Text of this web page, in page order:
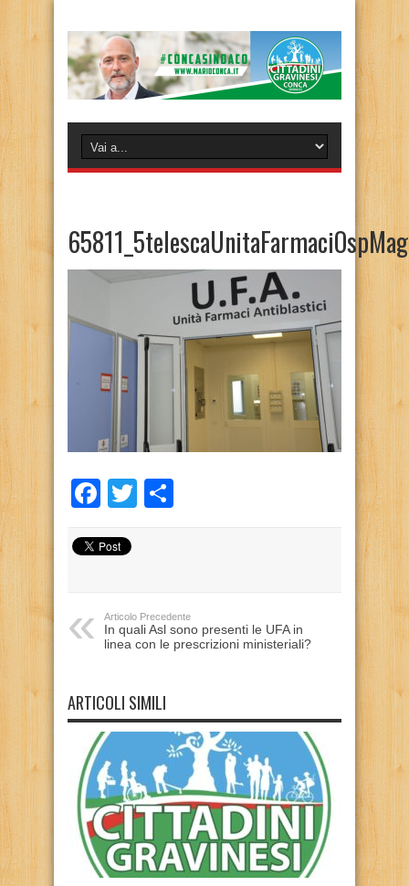
Facebook
Twitter
Articolo Precedente
In quali Asl sono presenti le UFA in
linea con le prescrizioni ministeriali?
ARTICOLI SIMILI